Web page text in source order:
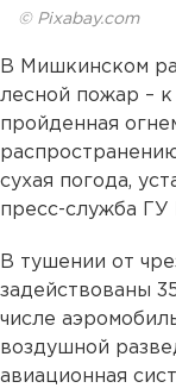
© Pixabay.com
В Мишкинском
лесной пожар –
пройденная
сухая погода,
пресс-служба ГУ
В тушении от
задействованы
числе
воздушной
авиационная